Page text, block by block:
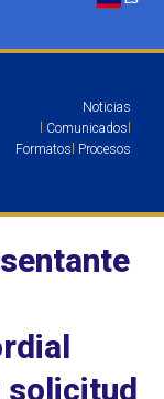
Noticias
Comunicados
Formatos Procesos
solicitud